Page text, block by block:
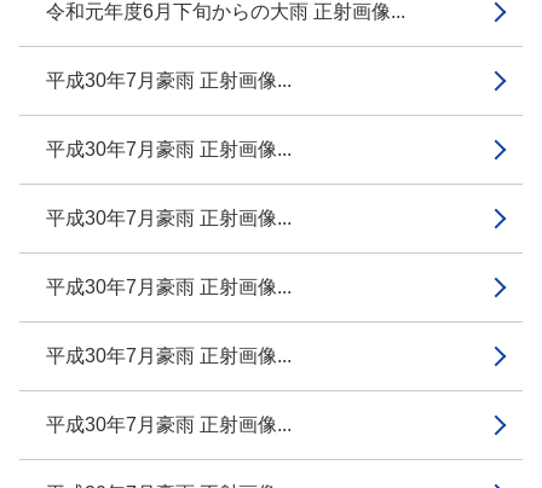
令和元年度6月下旬からの大雨 正射画像...
平成30年7月豪雨 正射画像...
平成30年7月豪雨 正射画像...
平成30年7月豪雨 正射画像...
平成30年7月豪雨 正射画像...
平成30年7月豪雨 正射画像...
平成30年7月豪雨 正射画像...